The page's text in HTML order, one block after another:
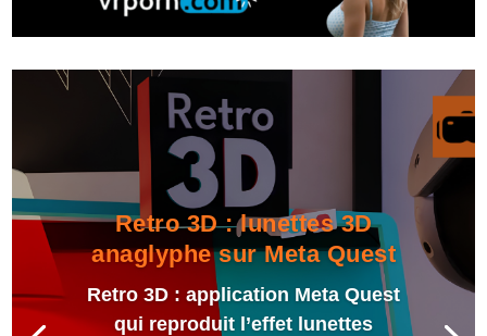
Retro 3D : lunettes 3D
anaglyphe sur Meta Quest
Retro 3D : application Meta Quest
qui reproduit l’effet lunettes